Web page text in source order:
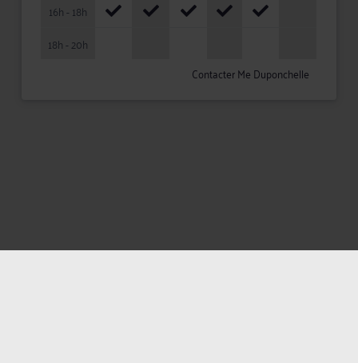
16h - 18h
18h - 20h
Contacter Me Duponchelle